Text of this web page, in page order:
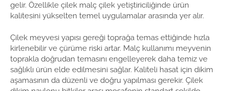
gelir. Özellikle çilek malç çilek yetiştiriciliğinde ürün
kalitesini yükselten temel uygulamalar arasında yer alır.
Çilek meyvesi yapısı gereği toprağa temas ettiğinde hızla
kirlenebilir ve çürüme riski artar. Malç kullanımı meyvenin
toprakla doğrudan temasını engelleyerek daha temiz ve
sağlıklı ürün elde edilmesini sağlar. Kaliteli hasat için dikim
aşamasının da düzenli ve doğru yapılması gerekir. Çilek